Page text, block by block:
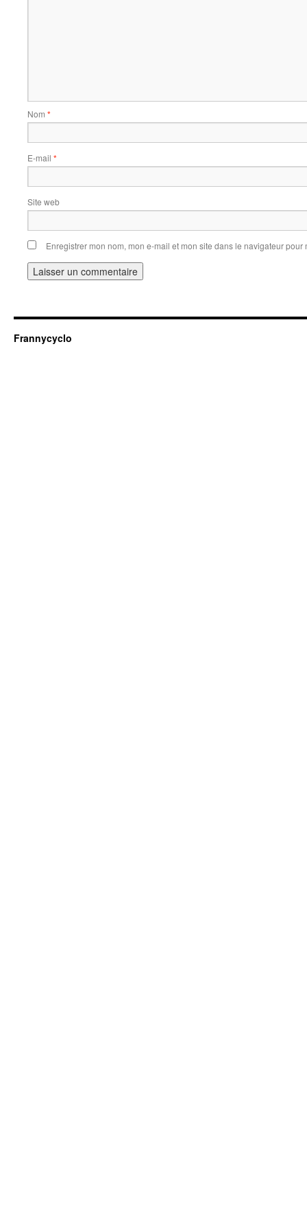
Nom *
E-mail *
Site web
Enregistrer mon nom, mon e-mail et mon site dans le navigateur
Frannycyclo